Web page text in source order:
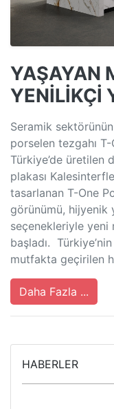
YAŞAYAN
YENİLİKÇİ
Seramik
porselen tezgahı
Türkiye’de üretilen
plakası
tasarlanan T-One
görünümü, hijyenik
seçenekleriyle yeni
başladı.
mutfakta geçirilen
Daha Fazla ...
HABERLER